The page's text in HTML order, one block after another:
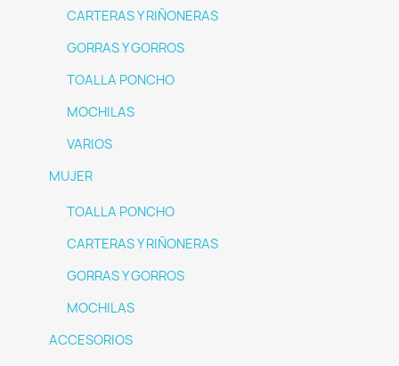
CARTERAS Y RIÑONERAS
GORRAS Y GORROS
TOALLA PONCHO
MOCHILAS
VARIOS
MUJER
TOALLA PONCHO
CARTERAS Y RIÑONERAS
GORRAS Y GORROS
MOCHILAS
ACCESORIOS